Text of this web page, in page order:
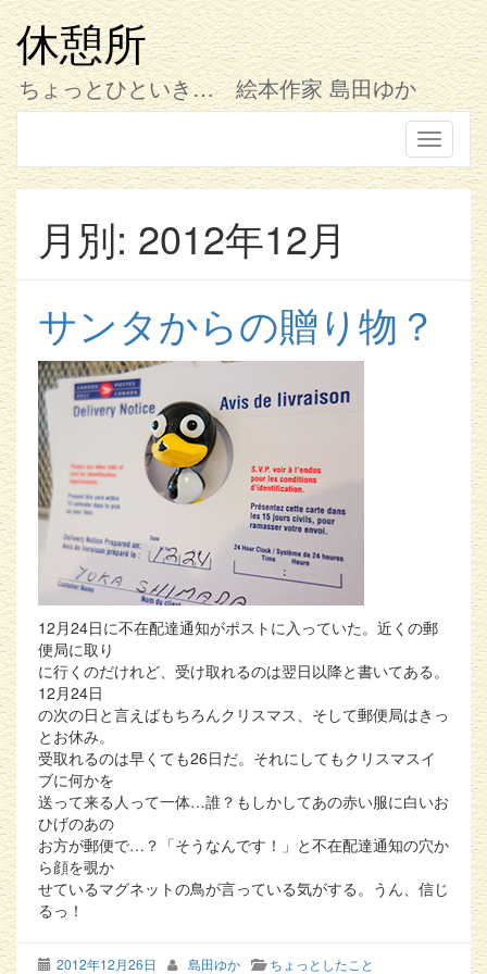
コ
ン
テ
ン
ツ
へ
ス
キ
ッ
プ
休憩所
ちょっとひといき… 絵本作家 島田ゆか
Toggle
月別: 2012年12月
サンタからの贈り物？
12月24日に不在配達通知がポストに入っていた。近くの郵
便局に取り
に行くのだけれど、受け取れるのは翌日以降と書いてある。
12月24日
の次の日と言えばもちろんクリスマス、そして郵便局はきっ
とお休み。
受取れるのは早くても26日だ。それにしてもクリスマスイ
ブに何かを
送って来る人って一体…誰？もしかしてあの赤い服に白いお
ひげのあの
お方が郵便で…？「そうなんです！」と不在配達通知の穴か
ら顔を覗か
せているマグネットの鳥が言っている気がする。うん、信じ
るっ！
2012年12月26日 島田ゆか ちょっとしたこと